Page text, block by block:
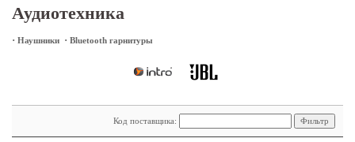
Аудиотехника
· Наушники · Bluetooth гарнитуры
Код поставщика: